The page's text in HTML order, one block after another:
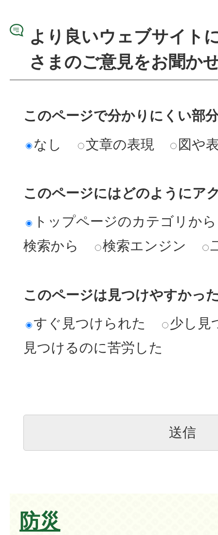
より良いウェブサイト
さまのご意見をお聞か
このページで分かりにくい部
なし
文章の表現 図や
このページにはどのようにア
トップページのカテゴリから
検索から
検索エンジン
このページは見つけやすかっ
すぐ見つけられた
少し見
見つけるのに苦労した
防災